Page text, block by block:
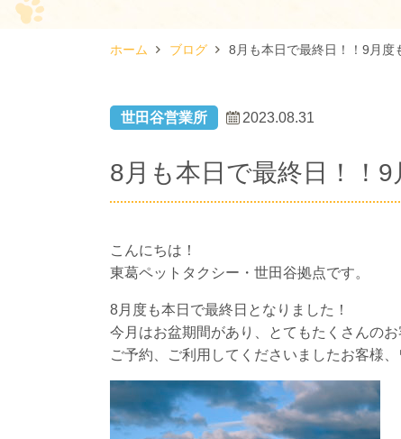
ホーム ブログ 8月も本日で最終日！！9月度
世田谷営業所 2023.08.31
8月も本日で最終日！！9
こんにちは！
東葛ペットタクシー・世田谷拠点です。
8月度も本日で最終日となりました！
今月はお盆期間があり、とてもたくさんの
ご予約、ご利用してくださいましたお客様